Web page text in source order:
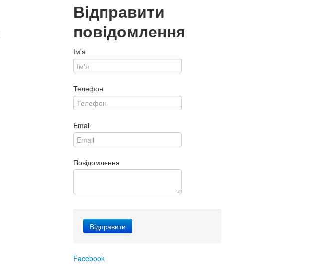
Відправити
повідомлення
Ім'я
Телефон
Email
Повідомлення
Facebook